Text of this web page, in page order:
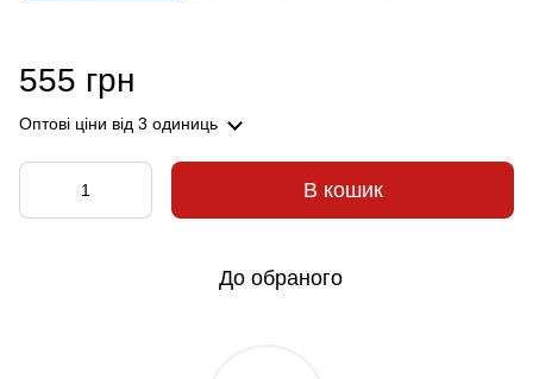
555 грн
Оптові ціни від 3 одиниць
В кошик
До обраного